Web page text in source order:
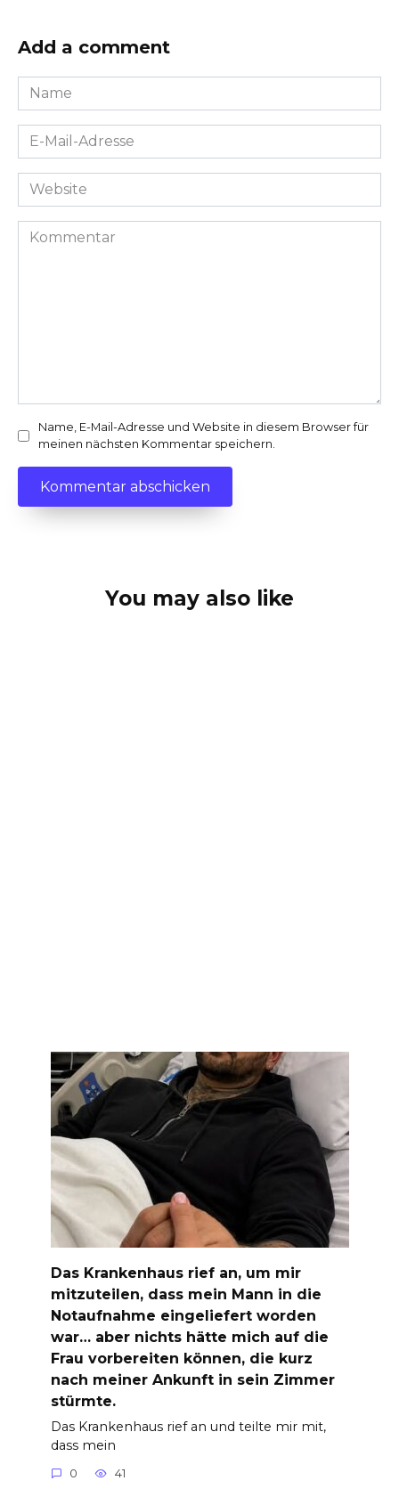
Add a comment
Name
*
E-
Mail-
Adresse
Website
Kommentar
Name, E-Mail-Adresse und Website in diesem Browser für
meinen nächsten Kommentar speichern.
You may also like
Das Krankenhaus rief an, um mir
mitzuteilen, dass mein Mann in die
Notaufnahme eingeliefert worden
war… aber nichts hätte mich auf die
Frau vorbereiten können, die kurz
nach meiner Ankunft in sein Zimmer
stürmte.
Das Krankenhaus rief an und teilte mir mit,
dass mein
0 41